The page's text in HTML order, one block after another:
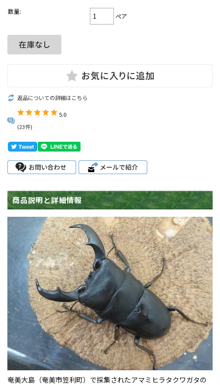
数量:
ペア
返品についての詳細はこちら
5.0
(23件)
商品説明と詳細情報
奄美大島（奄美市笠利町）で採集されたアマミヒラタクワガタの